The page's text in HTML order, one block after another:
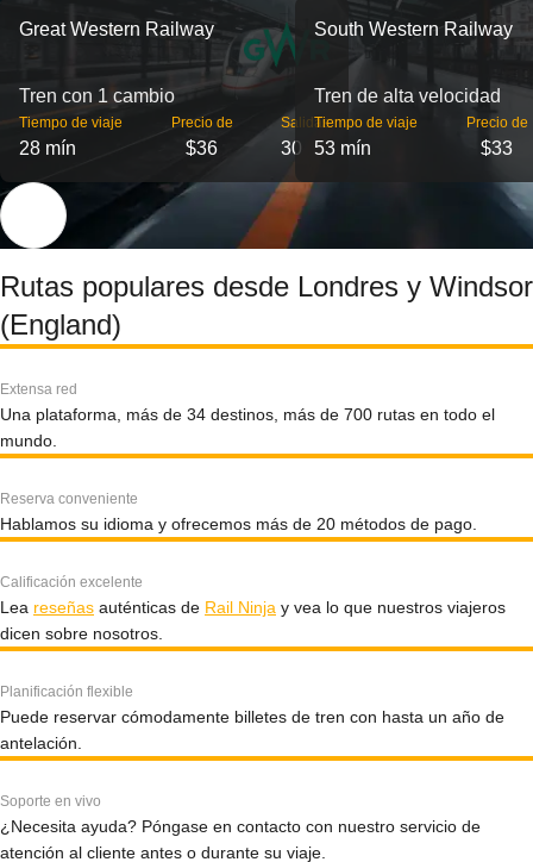
Great Western Railway
Tren con 1 cambio
Tiempo de viaje
28 mín
Precio de
$36
Salidas
30
South Western Railway
Tren de alta velocidad
Tiempo de viaje
53 mín
Precio de
$33
Rutas populares desde Londres y Windsor
(England)
Extensa red
Una plataforma, más de 34 destinos, más de 700 rutas en todo el
mundo.
Reserva conveniente
Hablamos su idioma y ofrecemos más de 20 métodos de pago.
Calificación excelente
Lea reseñas auténticas de Rail Ninja y vea lo que nuestros viajeros
dicen sobre nosotros.
Planificación flexible
Puede reservar cómodamente billetes de tren con hasta un año de
antelación.
Soporte en vivo
¿Necesita ayuda? Póngase en contacto con nuestro servicio de
atención al cliente antes o durante su viaje.